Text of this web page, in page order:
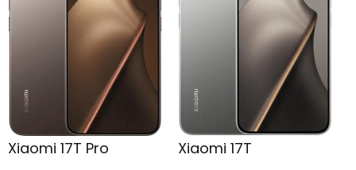
Xiaomi 17T Pro Xiaomi 17T